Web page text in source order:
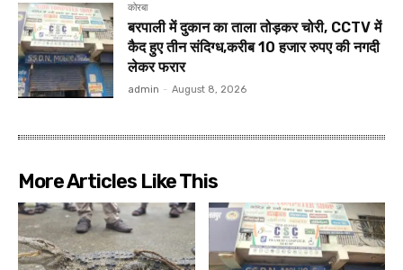
कोरबा
बरपाली में दुकान का ताला तोड़कर चोरी, CCTV में
कैद हुए तीन संदिग्ध,करीब 10 हजार रुपए की नगदी
लेकर फरार
admin - August 8, 2026
More Articles Like This